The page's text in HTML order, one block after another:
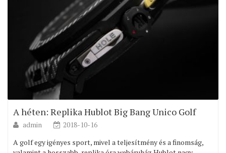
A héten: Replika Hublot Big Bang Unico Golf
admin
2018-10-16
A golf egy igényes sport, mivel a teljesítmény és a finomság,